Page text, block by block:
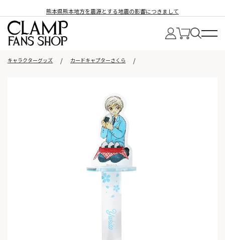
熊本県熊本地方を震源とする地震の影響につきまして
キャラクターグッズ カードキャプターさくら